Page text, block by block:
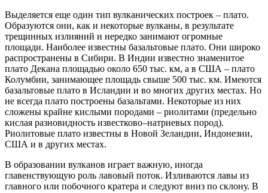
Выделяется еще один тип вулканических построек – плато.
Образуются они, как и некоторые вулканы, в результате
трещинных излияний и нередко занимают огромные
площади. Наиболее известны базальтовые плато. Они широко
распространены в Сибири. В Индии известно знаменитое
плато Декана площадью около 650 тыс. км, а в США – плато
Колумбии, занимающее площадь свыше 500 тыс. км. Имеются
базальтовые плато в Исландии и во многих других местах. Но
не всегда плато построены базальтами. Некоторые из них
сложены крайне кислыми породами – риолитами (предельно
кислая разновидность известково–натриевых пород).
Риолитовые плато известны в Новой Зеландии, Индонезии,
США и в других местах.
В образовании вулканов играет важную, иногда
главенствующую роль лавовый поток. Изливаются лавы из
главного или побочного кратера и следуют вниз по склону. В